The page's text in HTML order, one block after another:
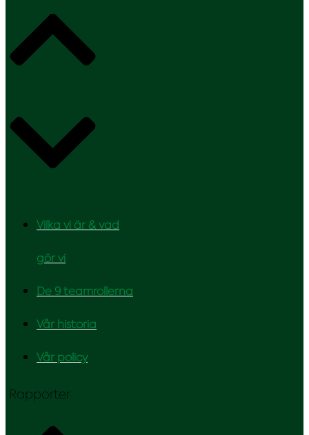
Vilka vi är & vad
gör vi
De 9 teamrollerna
Vår historia
Vår policy
Rapporter